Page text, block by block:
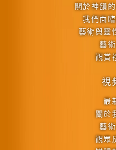
關於神韻
我們面
藝術與靈
藝
觀賞
視
最
關於
藝
觀眾